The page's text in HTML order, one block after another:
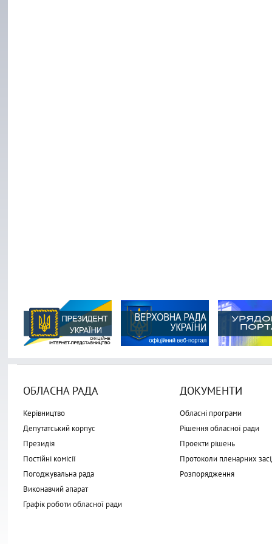
ОБЛАСНА РАДА
Керівництво
Депутатський корпус
Президія
Постійні комісії
Погоджувальна рада
Виконавчий апарат
Графік роботи обласної ради
ДОКУМЕНТИ
Обласні програми
Рішення обласної ради
Проекти рішень
Протоколи пленарних
Розпорядження